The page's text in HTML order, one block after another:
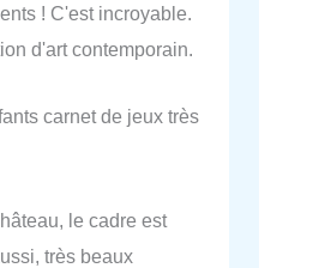
! C'est incroyable.
d'art contemporain.
carnet de jeux très
le cadre est
très beaux